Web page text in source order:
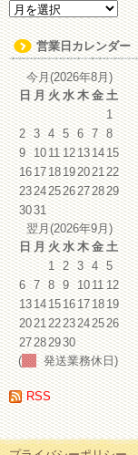
ア
ー
カ
イ
ブ
営業日カレンダー
今月(2026年8月)
日 月 火 水 木 金 土
1
2 3 4 5 6 7 8
9 1011 12131415
16171819202122
23242526272829
3031
翌月(2026年9月)
日 月 火 水 木 金 土
1 2 3 4 5
6 7 8 9 1011 12
13141516171819
20212223242526
27282930
(
発送業務休日)
RSS